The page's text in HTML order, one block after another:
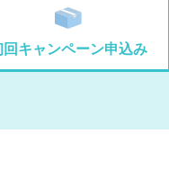
回キャンペーン申込み